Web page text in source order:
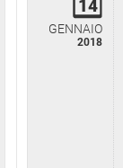
14
GENNAIO
2018